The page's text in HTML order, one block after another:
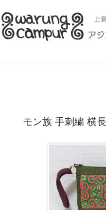
モン族 手刺繍 横